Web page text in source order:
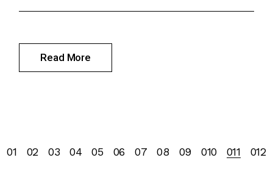
Read More
Posts
01 02 03 04 05 06 07 08 09 010 011 012